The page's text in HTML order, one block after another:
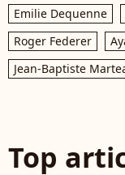
Emilie Dequenne
Roger Federer
Jean-Baptiste
Top